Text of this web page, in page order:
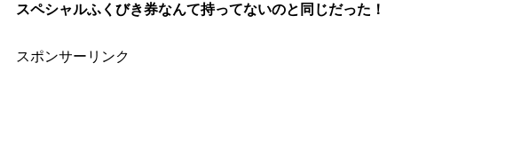
スペシャルふくびき券なんて持ってないのと同じだった！
スポンサーリンク